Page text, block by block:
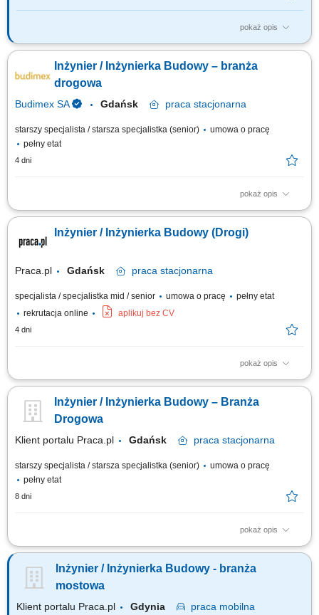
pokaż opis
OPIS STANOWISKA analiza dokumentacji projektowej, technologicznej
nadzorze nad prawidłowym wykonywaniem robót; pozyskiwanie
podwykonawców, usługodawców i dostawców materiałów; sporządzanie
Inżynier / Inżynierka Budowy – branża
drogowa
Budimex SA Gdańsk praca stacjonarna
starszy specjalista / starsza specjalistka (senior)
umowa o pracę
pełny etat
4 dni
pokaż opis
Twoje przyszłe zadania:‎ organizacja pracy zespołu podwykonawców oraz
przygotowywanie dokumentacji do odbiorów częściowych, końcowych,
weryfikacja dokumentacji projektowej i jej dystrybucja; współpraca z...
Inżynier / Inżynierka Budowy (Drogi)
Praca.pl Gdańsk praca stacjonarna
specjalista / specjalistka mid / senior umowa o pracę
pełny etat
rekrutacja online
aplikuj bez CV
4 dni
pokaż opis
Opis stanowiska Operacyjna koordynacja działań brygad własnych oraz
kierowniczymi. Skrupulatne sporządzanie oraz kompletowanie
dokumentacji technicznej i odbiorowej na poszczególnych etapach
Inżynier / Inżynierka Budowy – Branża
Drogowa
Klient portalu Praca.pl Gdańsk praca stacjonarna
starszy specjalista / starsza specjalistka (senior)
umowa o pracę
pełny etat
8 dni
pokaż opis
wspieranie realizacji inwestycji drogowych oraz koordynacja prac na
wykonawczych zgodnie z harmonogramem, przygotowywanie
dokumentacji technicznej oraz materiałów do odbiorów robót, współpraca
Inżynier / Inżynierka Budowy - branża
mostowa
Klient portalu Praca.pl Gdynia praca mobilna